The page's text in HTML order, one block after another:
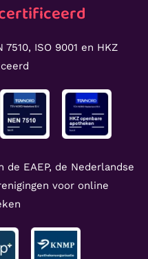
7510, ISO 9001 en HKZ
de EAEP, de Nederlandse
voor online